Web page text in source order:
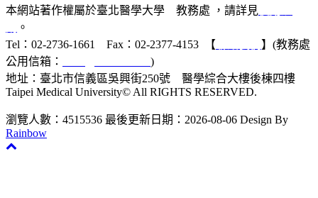
本網站著作權屬於臺北醫學大學 教務處 ，請詳見
。
Tel：02-2736-1661 Fax：02-2377-4153 【
】(教務處
公用信箱：
)
地址：臺北市信義區吳興街250號 醫學綜合大樓後棟四樓
Taipei Medical University© All RIGHTS RESERVED.
瀏覽人數：4515536 最後更新日期：2026-08-06 Design By
Rainbow